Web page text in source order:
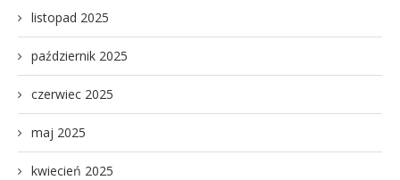
listopad 2025
październik 2025
czerwiec 2025
maj 2025
kwiecień 2025